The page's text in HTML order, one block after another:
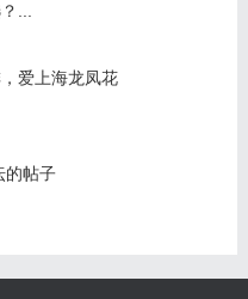
...
爱上海龙凤花
的帖子